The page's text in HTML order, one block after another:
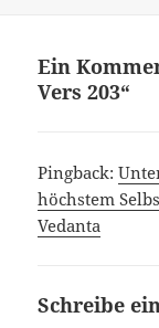
Ein
Vers 203“
Pingback:
höchstem
Vedanta
Schreibe